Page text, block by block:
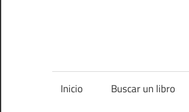
Inicio Buscar un libro